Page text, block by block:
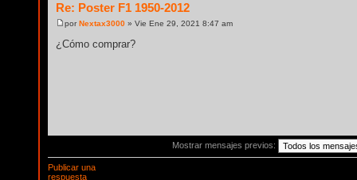
Re: Poster F1 1950-2012
por Nextax3000 » Vie Ene 29, 2021 8:47 am
¿Cómo comprar?
Mostrar mensajes previos:
Publicar una
respuesta